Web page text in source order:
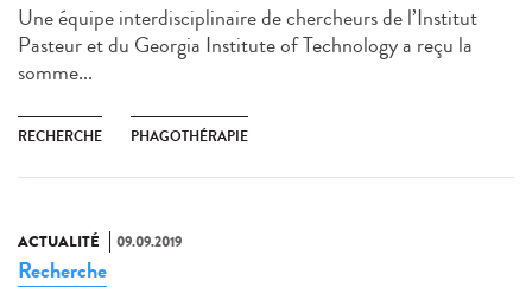
Une équipe interdisciplinaire de chercheurs de l’Institut
Pasteur et du Georgia Institute of Technology a reçu la
somme...
RECHERCHE PHAGOTHÉRAPIE
ACTUALITÉ 09.09.2019
Recherche